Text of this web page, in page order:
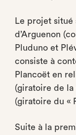
Le projet situé
d’Arguenon
Pluduno et
consiste à
Plancoët en
(giratoire de la
(giratoire du «
Suite à la